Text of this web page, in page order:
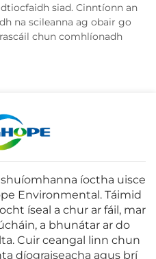
siad. Cinntíonn an
na scileanna ag obair go
chun comhlíonadh
íoctha uisce
Environmental. Táimid
íseal a chur ar fáil, mar
a bhunátar ar do
Cuir ceangal linn chun
díograiseacha agus brí